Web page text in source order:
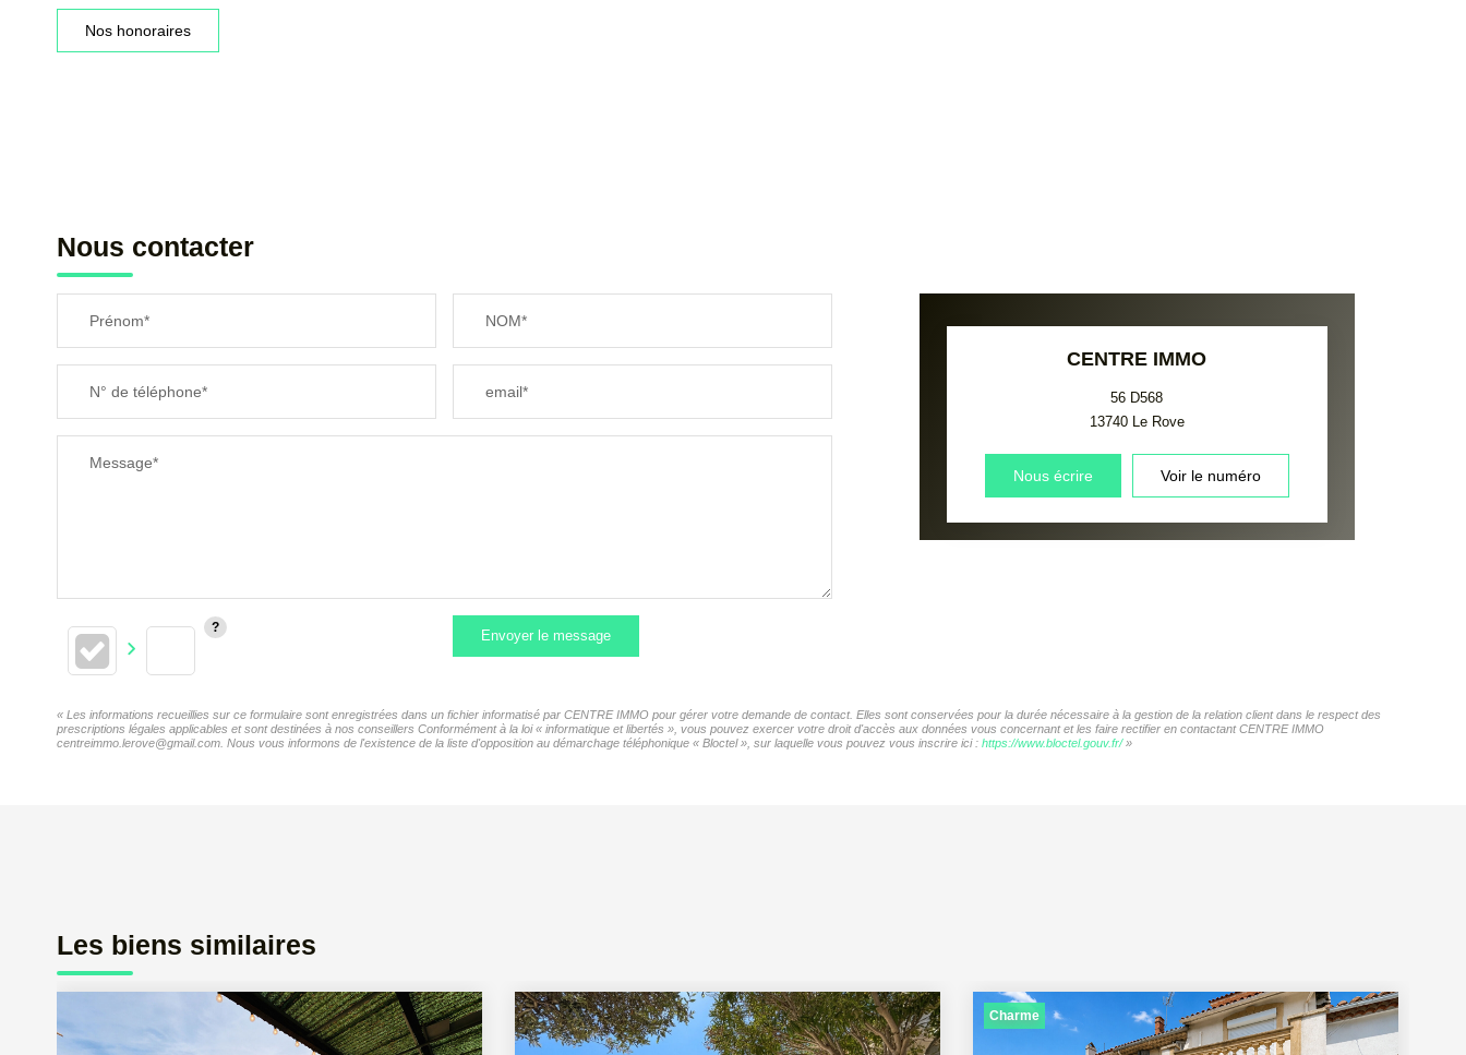
Nos honoraires
Nous contacter
Prénom* NOM*
N° de téléphone* email*
Message*
Envoyer le message
CENTRE IMMO
56 D568
13740 Le Rove
Nous écrire Voir le numéro
« Les informations recueillies sur ce formulaire sont enregistrées dans un fichier informatisé par CENTRE IMMO pour gérer votre demande de contact. Elles sont conservées pour la durée nécessaire à la gestion de la relation client dans le respect des
prescriptions légales applicables et sont destinées à nos conseillers Conformément à la loi « informatique et libertés », vous pouvez exercer votre droit d'accès aux données vous concernant et les faire rectifier en contactant CENTRE IMMO
centreimmo.lerove@gmail.com. Nous vous informons de l'existence de la liste d'opposition au démarchage téléphonique « Bloctel », sur laquelle vous pouvez vous inscrire ici : https://www.bloctel.gouv.fr/»
Les biens similaires
Charme